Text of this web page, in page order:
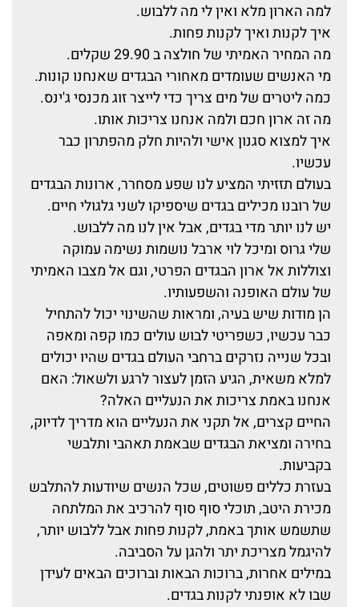
למה הארון מלא ואין לי מה ללבוש.
איך לקנות ואיך לקנות פחות.
מה המחיר האמיתי של חולצה ב 29.90 שקלים.
מי האנשים שעומדים מאחורי הבגדים שאנחנו קונות.
כמה ליטרים של מים צריך כדי לייצר זוג מכנסי ג'ינס.
מה זה ארון חכם ולמה אנחנו צריכות אותו.
איך למצוא סגנון אישי ולהיות חלק מהפתרון כבר
עכשיו.
בעולם תזזיתי המציע לנו שפע מסחרר, ארונות הבגדים
של רובנו מכילים בגדים שיספיקו לשני גלגולי חיים.
יש לנו יותר מדי בגדים, אבל אין לנו מה ללבוש.
שלי גרוס ומיכל לוי ארבל נושמות נשימה עמוקה
וצוללות אל ארון הבגדים הפרטי, וגם אל מצבו האמיתי
של עולם האופנה והשפעותיו.
הן מודות שיש בעיה, ומראות שהשינוי יכול להתחיל
כבר עכשיו, כשפריטי לבוש עולים כמו קפה ומאפה
ובכל שנייה נזרקים ברחבי העולם בגדים שהיו יכולים
למלא משאית, הגיע הזמן לעצור לרגע ולשאול: האם
אנחנו באמת צריכות את הנעליים האלה?
החיים קצרים, אל תקני את הנעליים הוא מדריך לדיוק,
בחירה ומציאת הבגדים שבאמת תאהבי ותלבשי
בקביעות.
בעזרת כללים פשוטים, שכל הנשים שיודעות להתלבש
מכירת היטב, תוכלי סוף סוף להרכיב את המלתחה
שתשמש אותך באמת, לקנות פחות אבל ללבוש יותר,
להיגמל מצריכת יתר ולהגן על הסביבה.
במילים אחרות, ברוכות הבאות וברוכים הבאים לעידן
שבו לא אופנתי לקנות בגדים.